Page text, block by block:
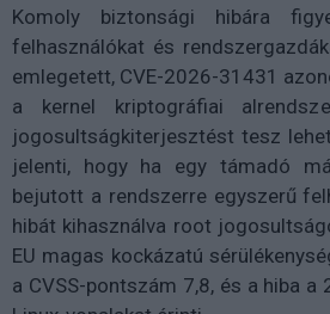
Komoly biztonsági hibára
felhasználókat és
emlegetett, CVE-2026-31431
a kernel kriptográfiai
jogosultságkiterjesztést tesz
jelenti, hogy ha egy támadó
bejutott a rendszerre egyszerű
hibát kihasználva root
EU magas kockázatú
a CVSS-pontszám 7,8, és a hiba